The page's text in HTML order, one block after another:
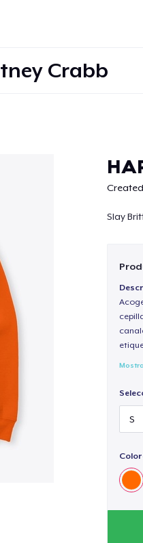
Crabb
Slay